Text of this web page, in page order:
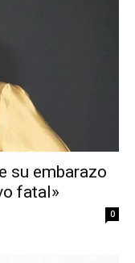
su embarazo
fatal»
0